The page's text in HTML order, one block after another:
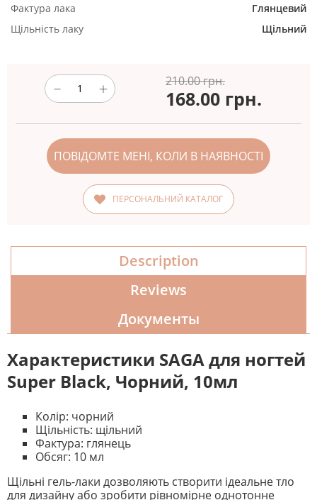
Фактура лака
Глянцевий
Щільність лаку
Щільний
210.00 грн.
168.00 грн.
ПОВІДОМТЕ МЕНІ, КОЛИ В НАЯВНОСТІ
ПЕРСОНАЛЬНИЙ КАТАЛОГ
Description
Reviews
Документы
Характеристики SAGA для ногтей
Super Black, Чорний, 10мл
Колір: чорний
Щільність: щільний
Фактура: глянець
Обсяг: 10 мл
Щільні гель-лаки дозволяють створити ідеальне тло
для дизайну або зробити рівномірне однотонне